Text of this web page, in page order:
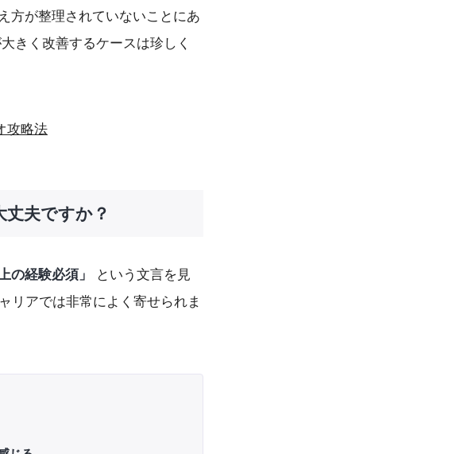
方が整理されていないことにあ
きく改善するケースは珍しく
攻略法
夫ですか？
の経験必須」
という文言を見
リアでは非常によく寄せられま